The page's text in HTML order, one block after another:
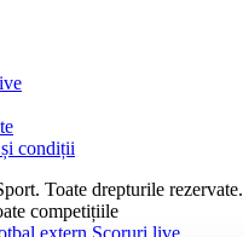
condiții
Toate drepturile rezervate.
competițiile